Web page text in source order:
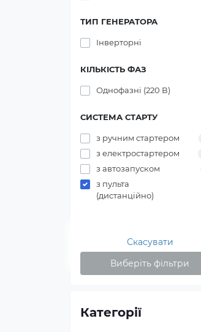
ТИП ГЕНЕРАТОРА
Інверторні
КІЛЬКІСТЬ ФАЗ
Однофазні (220 В)
СИСТЕМА СТАРТУ
з ручним стартером
з електростартером
з автозапуском
з пульта
(дистанційно)
Скасувати
Виберіть фільтри
Категорії